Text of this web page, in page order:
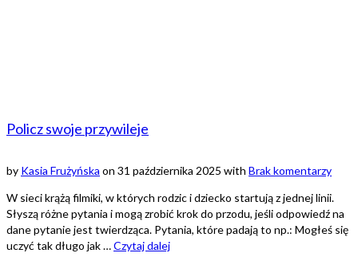
Policz swoje przywileje
by Kasia Frużyńska on 31 października 2025 with Brak komentarzy
W sieci krążą filmiki, w których rodzic i dziecko startują z jednej linii.
Słyszą różne pytania i mogą zrobić krok do przodu, jeśli odpowiedź na
dane pytanie jest twierdząca. Pytania, które padają to np.: Mogłeś się
uczyć tak długo jak …Czytaj dalej